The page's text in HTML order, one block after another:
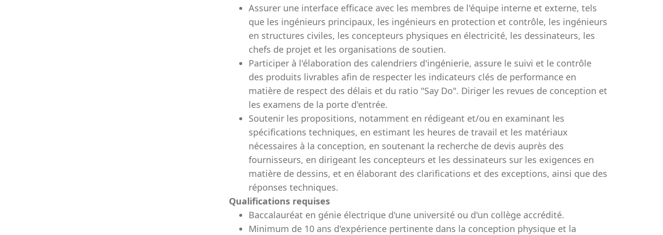
Assurer une interface efficace avec les membres de l'équipe interne et externe, tels
que les ingénieurs principaux, les ingénieurs en protection et contrôle, les ingénieurs
en structures civiles, les concepteurs physiques en électricité, les dessinateurs, les
chefs de projet et les organisations de soutien.
Participer à l'élaboration des calendriers d'ingénierie, assure le suivi et le contrôle
des produits livrables afin de respecter les indicateurs clés de performance en
matière de respect des délais et du ratio "Say Do". Diriger les revues de conception et
les examens de la porte d'entrée.
Soutenir les propositions, notamment en rédigeant et/ou en examinant les
spécifications techniques, en estimant les heures de travail et les matériaux
nécessaires à la conception, en soutenant la recherche de devis auprès des
fournisseurs, en dirigeant les concepteurs et les dessinateurs sur les exigences en
matière de dessins, et en élaborant des clarifications et des exceptions, ainsi que des
réponses techniques.
Qualifications requises
Baccalauréat en génie électrique d'une université ou d'un collège accrédité.
Minimum de 10 ans d'expérience pertinente dans la conception physique et la